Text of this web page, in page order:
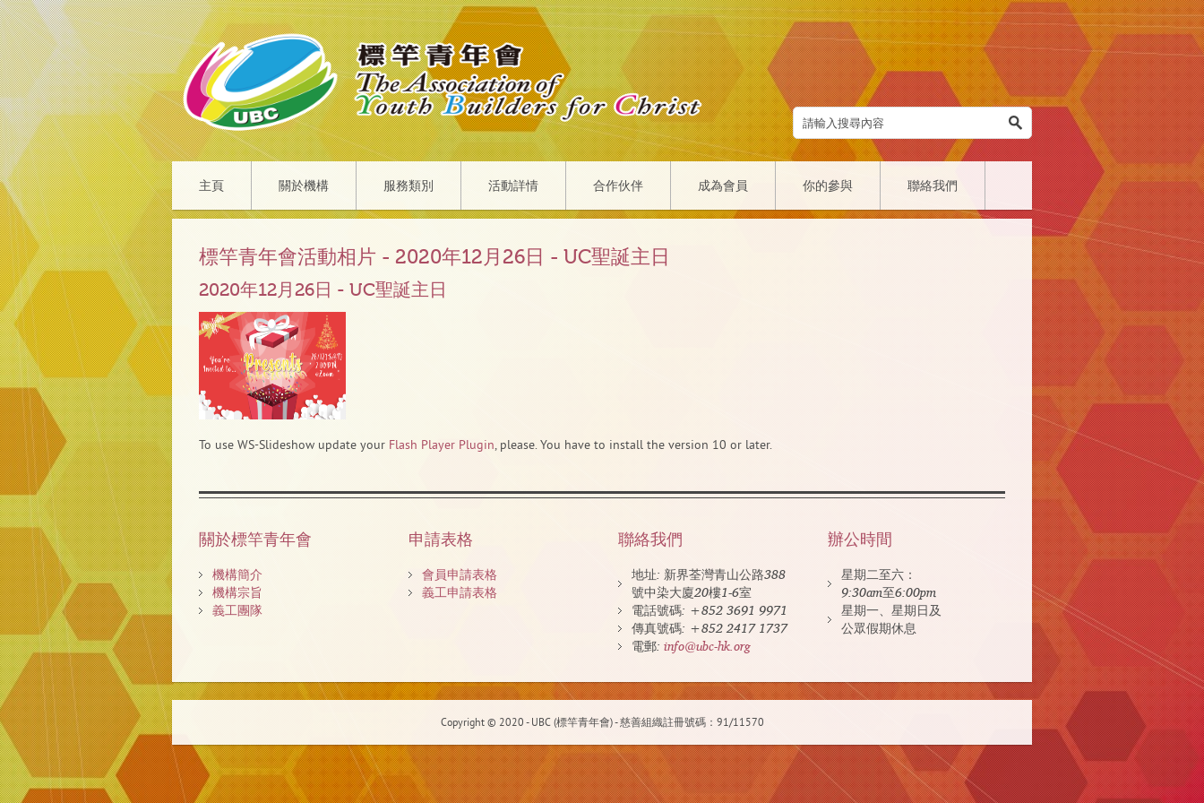
主頁 關於機構 服務類別 活動詳情 合作伙伴 成為會員 你的參與 聯絡我們
標竿青年會活動相片 - 2020年12月26日 - UC聖誕主日
2020年12月26日 - UC聖誕主日
To use WS-Slideshow update your Flash Player Plugin, please. You have to install the version 10 or later.
關於標竿青年會
機構簡介
機構宗旨
義工團隊
申請表格
會員申請表格
義工申請表格
聯絡我們
地址: 新界荃灣青山公路388
號中染大廈20樓1-6室
電話號碼: +852 3691 9971
傳真號碼: +852 2417 1737
電郵: info@ubc-hk.org
辦公時間
星期二至六：
9:30am至6:00pm
星期一、星期日及
公眾假期休息
Copyright © 2020 - UBC (標竿青年會) - 慈善組織註冊號碼：91/11570